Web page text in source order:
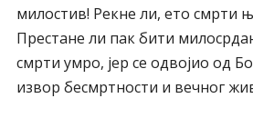
милостив! Рекне ли, ето смрти
Престане ли пак бити
смрти умро, јер се одвојио од
извор бесмртности и вечног